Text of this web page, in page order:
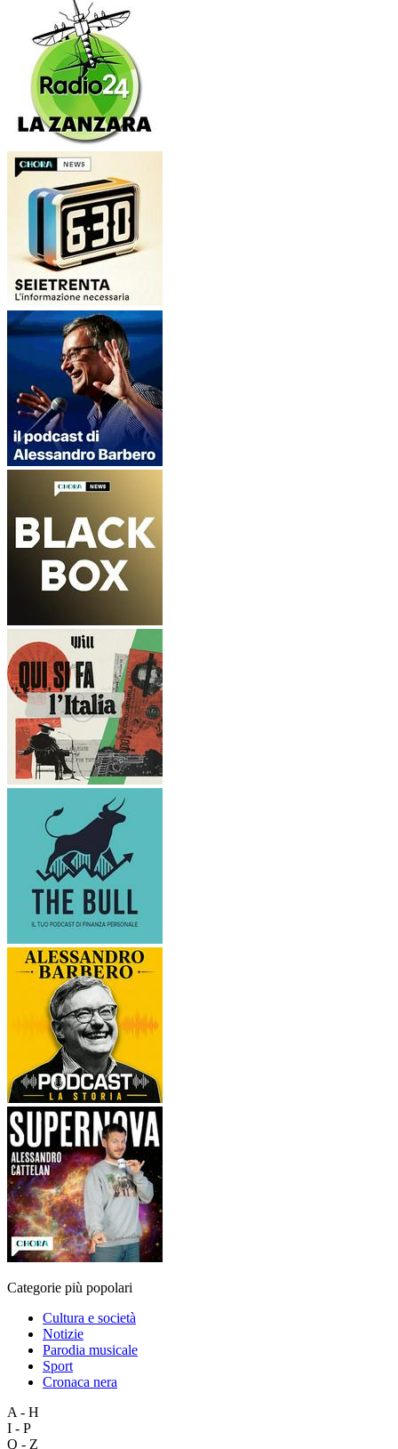
Categorie più popolari
Cultura e società
Notizie
Parodia musicale
Sport
Cronaca nera
A - H
I - P
Q - Z